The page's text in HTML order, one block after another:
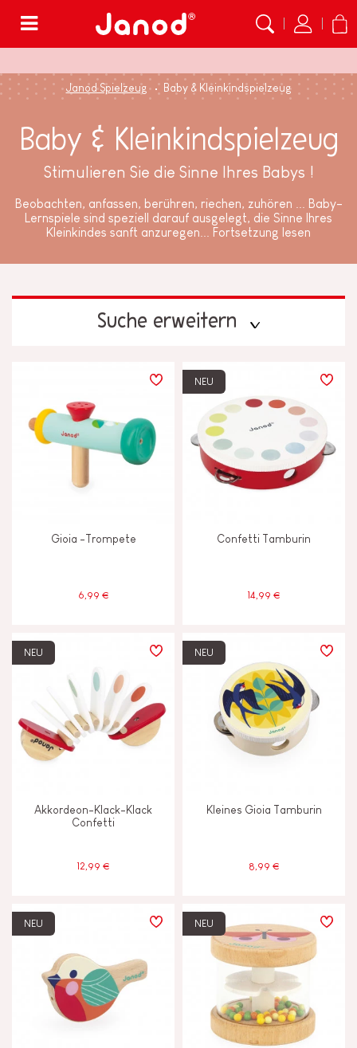
Janod Spielzeug Baby & Kleinkindspielzeug
Baby & Kleinkindspielzeug
Stimulieren Sie die Sinne Ihres Babys !
Beobachten, anfassen, berühren, riechen, zuhören ... Baby-
Lernspiele sind speziell darauf ausgelegt, die Sinne Ihres
Kleinkindes sanft anzuregen...
Fortsetzung lesen
Suche erweitern
LERNEFFEKTE
Anfassen, sehen und hören
Ausdenken, erfinden und erschaffen
Bauen und entwerfen
Aufnahmefähigkeit
Gehen, laufen und sich bewegen
Lesen, schreiben und zählen
Tauschen und teilen
Farben auf Wasserbasis
Glocke oder Glöckchen
Haptik
Gioia -Trompete
6,99 €
NEU
Confetti Tamburin
14,99 €
NEU
Akkordeon-Klack-Klack
Confetti
12,99 €
NEU
Kleines Gioia Tamburin
8,99 €
NEU NEU